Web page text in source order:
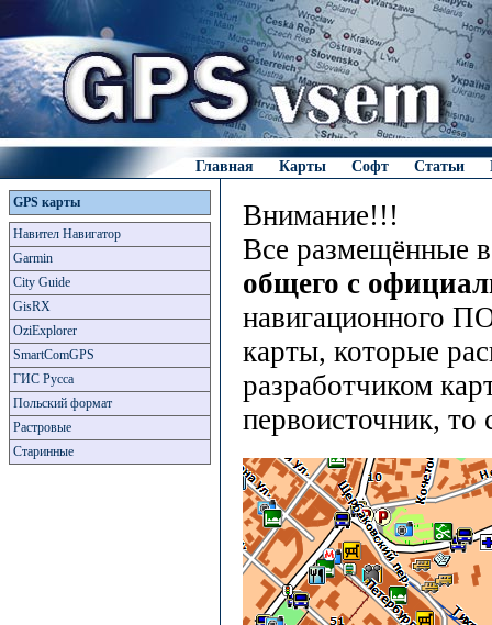
Главная Карты Софт Статьи
GPS карты
Навител Навигатор
Garmin
City Guide
GisRX
OziExplorer
SmartComGPS
ГИС Русса
Польский формат
Растровые
Старинные
Внимание!!!
Все размещённые
общего с
навигационного
карты, которые
разработчиком
первоисточник,